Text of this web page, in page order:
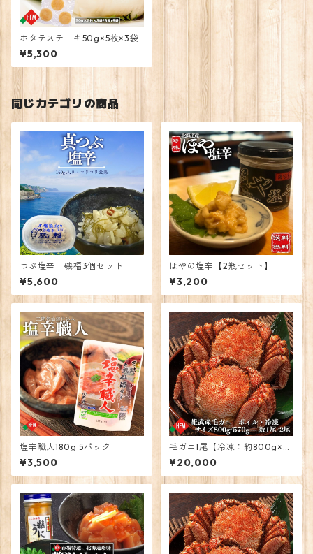
ホタテステーキ50g×5枚×3袋
¥5,300
同じカテゴリの商品
つぶ塩辛 磯福3個セット
¥5,600
ほやの塩辛【2瓶セット】
¥3,200
塩辛職人180g 5パック
¥3,500
毛ガニ1尾【冷凍：約800g×
1】
¥20,000